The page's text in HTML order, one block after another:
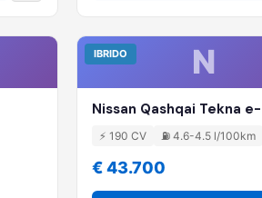
N
IBRIDO
Nissan Qashqai Tekna e-
⚡ 190 CV ⛽ 4.6-4.5 l/100km
€ 43.700